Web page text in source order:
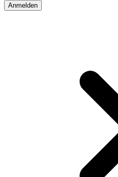
Anmelden